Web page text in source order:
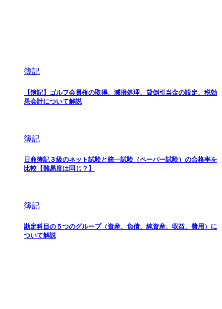
簿記
【簿記】ゴルフ会員権の取得、減損処理、貸倒引当金の設定、税効
果会計について解説
簿記
日商簿記３級のネット試験と統一試験（ペーパー試験）の合格率を
比較【難易度は同じ？】
簿記
勘定科目の５つのグループ（資産、負債、純資産、収益、費用）に
ついて解説